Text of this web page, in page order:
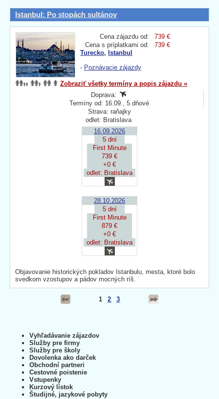
Istanbul: Po stopách sultánov
Cena zájazdu od:
739 €
Cena s príplatkami od:
739 €
Turecko, Istanbul
- Poznávacie zájazdy
Zobraziť všetky termíny a popis zájazdu »
Doprava:
Termíny od: 16.09., 5 dňové
Strava: raňajky
odlet: Bratislava
16.09.2026
5 dní
First Minute
739 €
+0 €
odlet: Bratislava
28.10.2026
5 dní
First Minute
879 €
+0 €
odlet: Bratislava
Objavovanie historických pokladov Istanbulu, mesta, ktoré bolo
svedkom vzostupov a pádov mocných ríš.
1 2 3
Vyhľadávanie zájazdov
Služby pre firmy
Služby pre školy
Dovolenka ako darček
Obchodní partneri
Cestovné poistenie
Vstupenky
Kurzový lístok
Študijné, jazykové pobyty